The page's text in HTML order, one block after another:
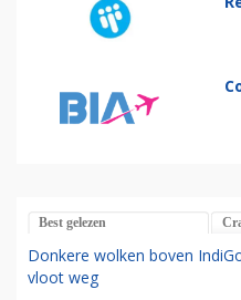
Best gelezen
Donkere wolken boven
vloot weg